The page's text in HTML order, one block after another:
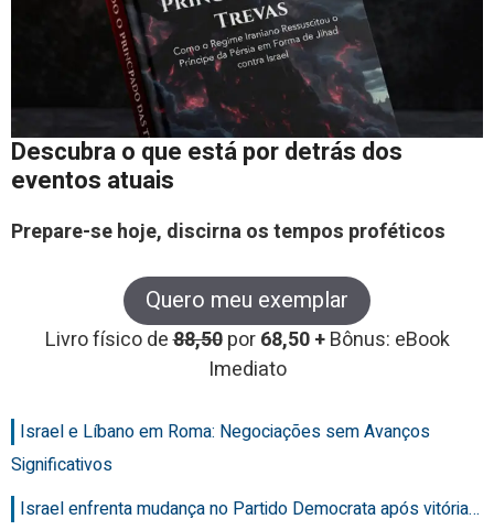
Descubra o que está por detrás dos
eventos atuais
Prepare-se hoje, discirna os tempos proféticos
Quero meu exemplar
Livro físico de88,50 por68,50 +Bônus: eBook
Imediato
Israel e Líbano em Roma: Negociações sem Avanços
Significativos
Israel enfrenta mudança no Partido Democrata após vitória…